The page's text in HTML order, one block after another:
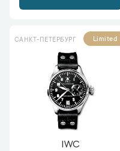
САНКТ-ПЕТЕРБУРГ Limited
IWC